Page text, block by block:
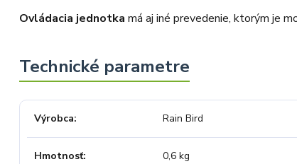
náš obchod nedoporučujete. Věříme,
že nám v budoucnu dáte příležitost
Ovládacia jednotka má aj iné prevedenie, ktorým je
Výrobca Rain Bird
Hmotnosť 0,6 kg